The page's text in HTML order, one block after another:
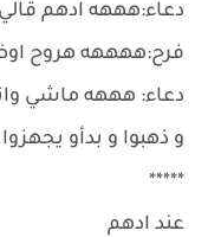
دعاء:هههه ادهم
فرح:ههههه هروح
دعاء: هههه ماشي
و ذهبوا و بدأو
*****
عند ادهم